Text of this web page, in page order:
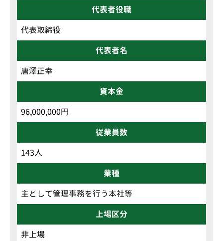
代表者役職
代表取締役
代表者名
唐澤正幸
資本金
96,000,000円
従業員数
143人
業種
主として管理事務を行う本社等
上場区分
非上場